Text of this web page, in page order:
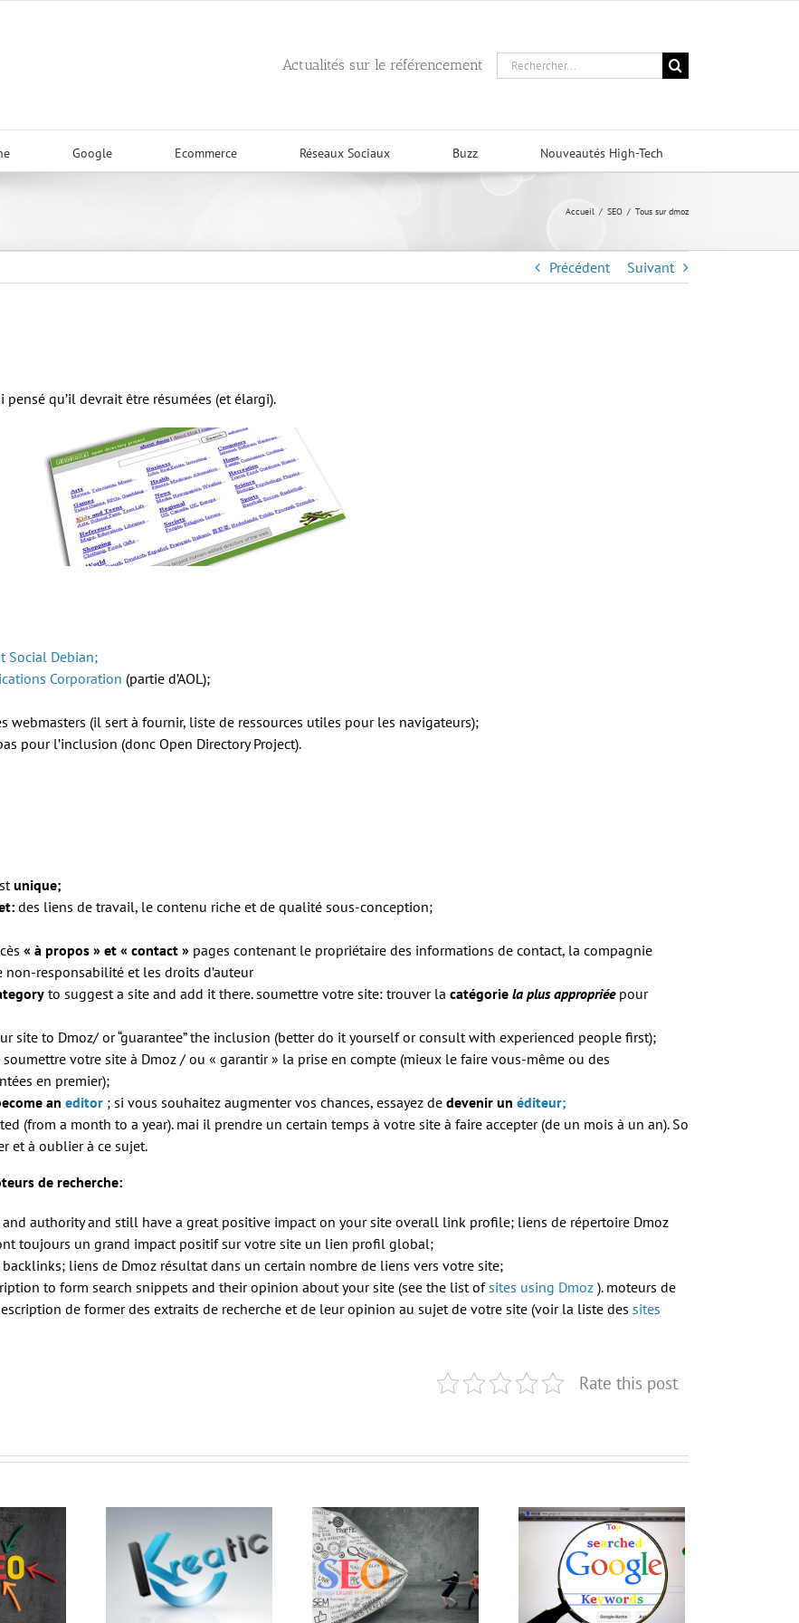
Actualités sur le référencement Rechercher:
Google Ecommerce Réseaux Sociaux Buzz Nouveautés High-Tech
Accueil / SEO / Tous sur dmoz
Précédent Suivant
pensé qu’il devrait être résumées (et élargi).
Social Debian;
Corporation (partie d’AOL);
webmasters (il sert à fournir, liste de ressources utiles pour les navigateurs);
pour l’inclusion (donc Open Directory Project).
unique;
des liens de travail, le contenu riche et de qualité sous-conception;
« à propos » et « contact » pages contenant le propriétaire des informations de contact, la compagnie
responsabilité et les droits d’auteur
to suggest a site and add it there.soumettre votre site: trouver la catégorie la plus appropriéepour
site to Dmoz/ or “guarantee” the inclusion (better do it yourself or consult with experienced people first);
votre site à Dmoz / ou « garantir » la prise en compte (mieux le faire vous-même ou des
en premier);
an editor ; si vous souhaitez augmenter vos chances, essayez de devenir un éditeur;
(from a month to a year).mai il prendre un certain temps à votre site à faire accepter (de un mois à un an). So
et à oublier à ce sujet.
de recherche:
authority and still have a great positive impact on your site overall link profile; liens de répertoire Dmoz
toujours un grand impact positif sur votre site un lien profil global;
liens de Dmoz résultat dans un certain nombre de liens vers votre site;
to form search snippets and their opinion about your site (see the list ofsites using Dmoz ).moteurs de
de former des extraits de recherche et de leur opinion au sujet de votre site (voir la liste des sites
Rate this post
et
de vidéos
Kreatic
Assurez votre visibilité
sur le web, grâce au
référencement par
Vos mots-clés affichés
dans google chrome